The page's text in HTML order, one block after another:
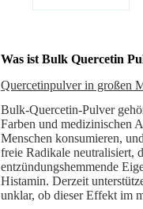
Was ist Bulk Quercetin
Quercetinpulver in großen
Bulk-Quercetin-Pulver
Farben und medizinischen
Menschen konsumieren,
freie Radikale neutralisiert,
entzündungshemmende
Histamin. Derzeit
unklar, ob dieser Effekt im